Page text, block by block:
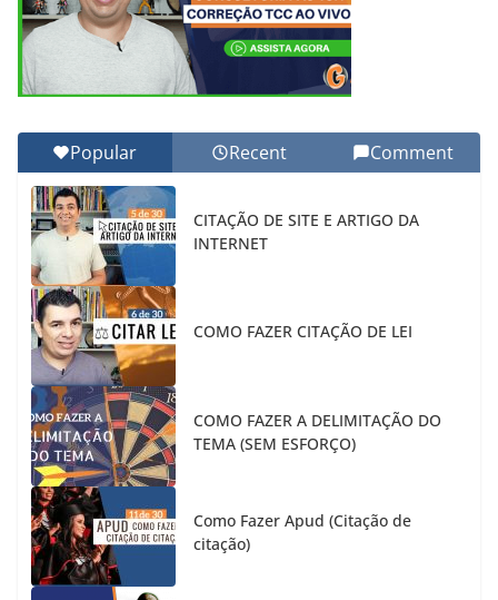
Popular Recent Comment
CITAÇÃO DE SITE E ARTIGO DA
INTERNET
COMO FAZER CITAÇÃO DE LEI
COMO FAZER A DELIMITAÇÃO DO
TEMA (SEM ESFORÇO)
Como Fazer Apud (Citação de
citação)